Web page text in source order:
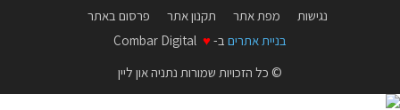
נגישות מפת אתר תקנון אתר
פרסום באתר
בניית אתרים ב- ♥
© כל הזכויות שמורות נתניה און ליין